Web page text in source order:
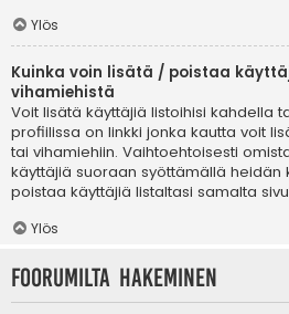
Ylös
Kuinka voin lisätä / poistaa
vihamiehistä
Voit lisätä käyttäjiä listoihisi kahdella
profiilissa on linkki jonka kautta voit
tai vihamiehiin. Vaihtoehtoisesti
käyttäjiä suoraan syöttämällä heidän
poistaa käyttäjiä listaltasi samalta
Ylös
Foorumilta hakeminen